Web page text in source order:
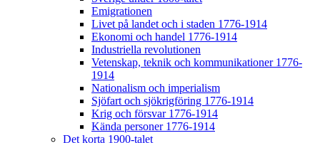
Emigrationen
Livet på landet och i staden 1776-1914
Ekonomi och handel 1776-1914
Industriella revolutionen
Vetenskap, teknik och kommunikationer 1776-
1914
Nationalism och imperialism
Sjöfart och sjökrigföring 1776-1914
Krig och försvar 1776-1914
Kända personer 1776-1914
Det korta 1900-talet